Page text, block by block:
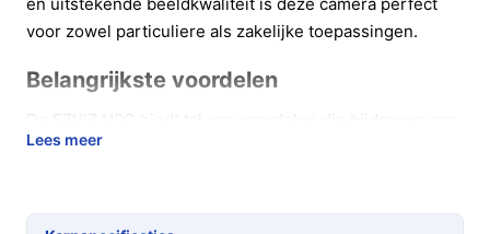
voor zowel particuliere als zakelijke toepassingen.
Belangrijkste voordelen
een veilige omgeving. Hier zijn enkele belangrijke
Kristalheldere beeldkwaliteit:Dankzij de 2K-
Lees meer